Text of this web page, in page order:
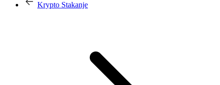
Krypto Stakanje